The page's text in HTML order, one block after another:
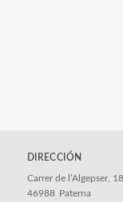
DIRECCIÓN
Carrer de l’Algepser,
46988 Paterna